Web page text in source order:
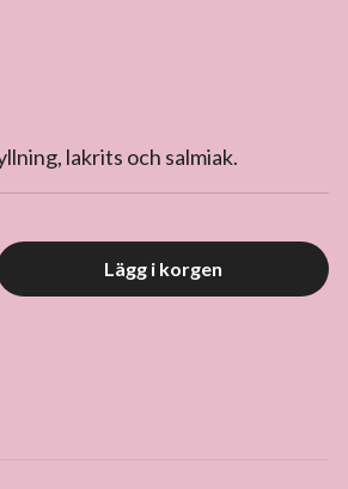
lakrits och salmiak.
Lägg i korgen